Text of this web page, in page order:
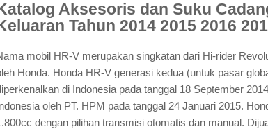
Aksesoris dan Suku
Tahun 2014 2015 2016
mobil HR-V merupakan singkatan dari Hi-rider
Honda. Honda HR-V generasi kedua (untuk pasar
di Indonesia pada tanggal 18 September
oleh PT. HPM pada tanggal 24 Januari 2015.
dengan pilihan transmisi otomatis dan manual.